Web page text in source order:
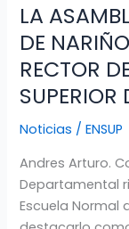
LA
DE
RECTOR
SUPERIOR
Noticias /ENSUP
Andres Arturo.
Departamental
Escuela Normal
LA
ASAMBLEA
DEL
DEPARTAMENTO
DE
NARIÑO
HOMENAJE
AL
RECTOR